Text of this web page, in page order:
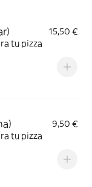
15,50 €
tu pizza
9,50 €
tu pizza